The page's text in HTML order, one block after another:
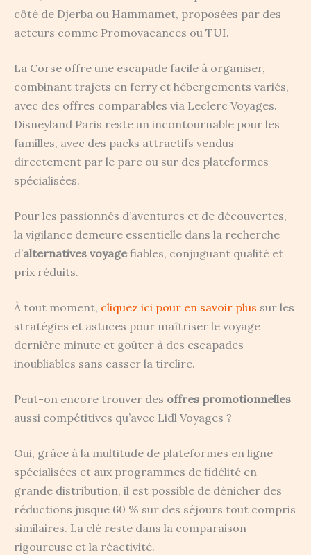
côté de Djerba ou Hammamet, proposées par des
acteurs comme Promovacances ou TUI.
La Corse offre une escapade facile à organiser,
combinant trajets en ferry et hébergements variés,
avec des offres comparables via Leclerc Voyages.
Disneyland Paris reste un incontournable pour les
familles, avec des packs attractifs vendus
directement par le parc ou sur des plateformes
spécialisées.
Pour les passionnés d’aventures et de découvertes,
la vigilance demeure essentielle dans la recherche
d’alternatives voyagefiables, conjuguant qualité et
prix réduits.
À tout moment, cliquez ici pour en savoir plus sur les
stratégies et astuces pour maîtriser le voyage
dernière minute et goûter à des escapades
inoubliables sans casser la tirelire.
Peut-on encore trouver des offres promotionnelles
aussi compétitives qu’avec Lidl Voyages ?
Oui, grâce à la multitude de plateformes en ligne
spécialisées et aux programmes de fidélité en
grande distribution, il est possible de dénicher des
réductions jusque 60 % sur des séjours tout compris
similaires. La clé reste dans la comparaison
rigoureuse et la réactivité.